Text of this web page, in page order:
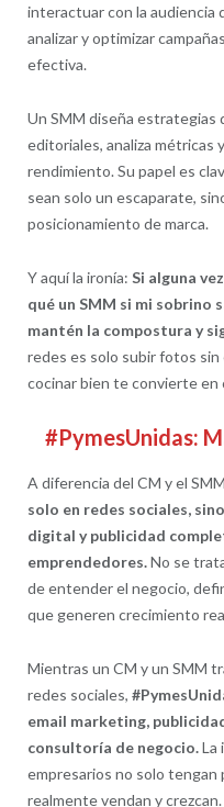
interactuar con la audiencia
analizar y optimizar
efectiva.
Un SMM diseña estrategias
editoriales, analiza métricas
rendimiento. Su papel es
sean solo un escaparate,
posicionamiento de marca.
Y aquí la ironía: Si alguna
qué un SMM si mi sobrino
mantén la compostura y
redes es solo subir fotos
cocinar bien te convierte en
#PymesUnidas:
A diferencia del CM y el
solo en redes sociales,
digital y publicidad
emprendedores.No se
de entender el negocio,
que generen crecimiento
Mientras un CM y un SMM
redes sociales,
email marketing,
consultoría de negocio.La
empresarios no solo tengan
realmente vendan y crezcan.